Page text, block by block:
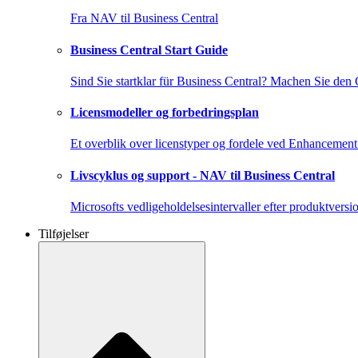
Fra NAV til Business Central
Business Central Start Guide
Sind Sie startklar für Business Central? Machen Sie den
Licensmodeller og forbedringsplan
Et overblik over licenstyper og fordele ved
Livscyklus og support - NAV til Business Central
Microsofts vedligeholdelsesintervaller efter
Tilføjelser